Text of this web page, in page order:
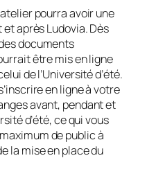
pourra avoir une
après Ludovia. Dès
documents
être mis en ligne
de l’Université d’été.
en ligne à votre
avant, pendant et
d’été, ce qui vous
de public à
la mise en place du